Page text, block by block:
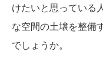
けたいと思っている
な空間の土壌を整備
でしょうか。